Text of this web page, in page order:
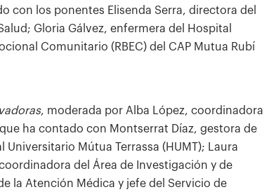
con los ponentes Elisenda Serra, directora del
Gloria Gálvez, enfermera del Hospital
Comunitario (RBEC) del CAP Mutua Rubí
, moderada por Alba López, coordinadora
ha contado con Montserrat Díaz, gestora de
Mútua Terrassa (HUMT); Laura
del Área de Investigación y de
la Atención Médica y jefe del Servicio de